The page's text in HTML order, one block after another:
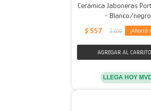
Cerámica Jaboneras
- Blanco/negro
$ 557 $ 619
LLEGA HOY